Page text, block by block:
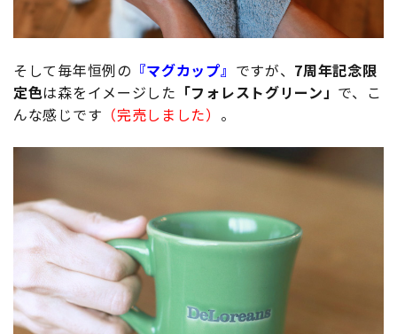
そして毎年恒例の 『マグカップ』 ですが、 7周年記念限
定色は森をイメージした 「フォレストグリーン」 で、こ
んな感じです （完売しました） 。